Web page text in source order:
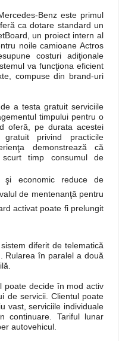
Benz este primul
ca dotare standard un
un proiect intern al
noile camioane Actros
costuri adiţionale
va funcţiona eficient
compuse din brand-uri
a testa gratuit serviciile
timpului pentru o
oferă, pe durata acestei
privind practicile
demonstrează că
timp consumul de
şi economic reduce de
de mentenanţă pentru
activat poate fi prelungit
diferit de telematică
Rularea în paralel a două
poate decide în mod activ
de servicii. Clientul poate
vast, serviciile individuale
continuare. Tariful lunar
autovehicul.